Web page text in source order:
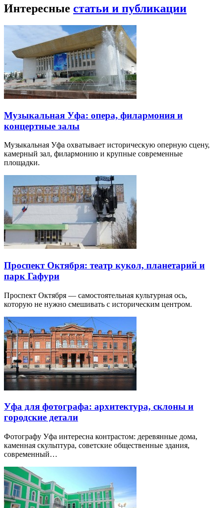
Интересные статьи и публикации
Музыкальная Уфа: опера, филармония и
концертные залы
Музыкальная Уфа охватывает историческую оперную сцену,
камерный зал, филармонию и крупные современные
площадки.
Проспект Октября: театр кукол, планетарий и
парк Гафури
Проспект Октября — самостоятельная культурная ось,
которую не нужно смешивать с историческим центром.
Уфа для фотографа: архитектура, склоны и
городские детали
Фотографу Уфа интересна контрастом: деревянные дома,
каменная скульптура, советские общественные здания,
современный…